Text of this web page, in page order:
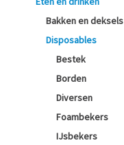
Bakken en deksels
Disposables
Bestek
Borden
Diversen
Foambekers
IJsbekers